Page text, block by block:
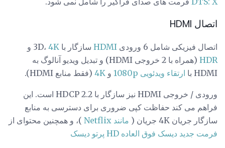
اتصال HDMI
اتصال فیزیکی شامل 6 ورودی HDMI سازگار با 3D، 4K
و
HDR
(همراه با 2 خروجی HDMI) و تبدیل ویدیو آنالوگ به
HDMI با
ارتقاء ویدئویی 1080p و 4K (فقط منابع HDMI).
ورودی / خروجی HDMI نیز سازگار با HDCP 2.2 است. این
فراهم می کند حفاظت کپی ضروری برای دسترسی به منابع
سازگار جریان 4K جریان (
مانند Netflix
)، و همچنین محتوای از
فرمت جدید دیسک فوق العاده HD پرتو دیسک